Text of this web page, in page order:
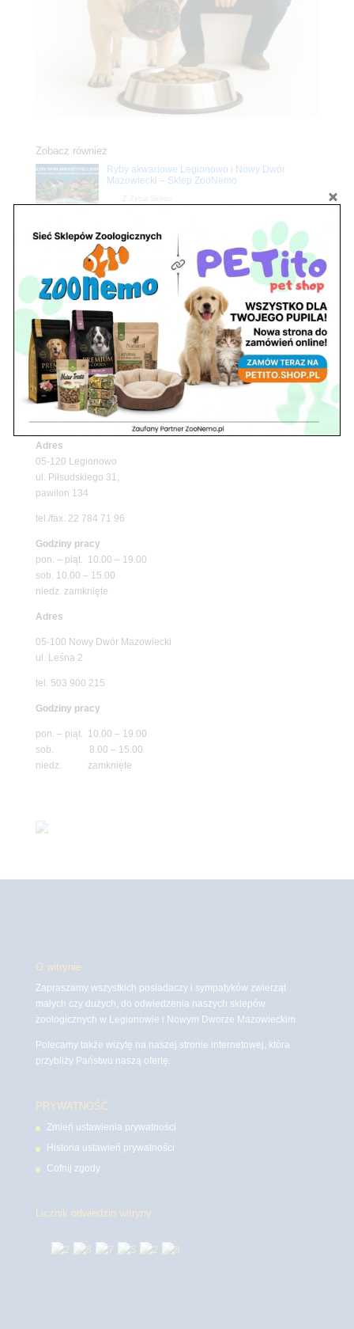
Zobacz również
Ryby akwariowe Legionowo i Nowy Dwór
Mazowiecki – Sklep ZooNemo
Z Życia Sklepu
Stwórz podwodne arcydzieło: Najpiękniejsze
rośliny akwariowe w ZooNemo – Legionowo i
Nowy Dwór Mazowiecki
Upały wracają! Zadbaj o komfort swojego pupila
z matami chłodzącymi ZooNemo
Z Życia Sklepu
Petito Pet Shop – Internetowy Sklep Zoologiczny
Online! Wszystko Dla Twojego Pupila | ZooNemo
Znajdź nas
Adres
05-120 Legionowo
ul. Piłsudskiego 31,
pawilon 134
tel./fax. 22 784 71 96
Godziny pracy
pon. – piąt. 10.00 – 19.00
sob. 10.00 – 15.00
niedz. zamknięte
Adres
05-100 Nowy Dwór Mazowiecki
ul. Leśna 2
tel. 503 900 215
Godziny pracy
pon. – piąt. 10.00 – 19.00
sob. 8.00 – 15.00
niedz. zamknięte
O witrynie
Zapraszamy wszystkich posiadaczy i sympatyków zwierząt
małych czy dużych, do odwiedzenia naszych sklepów
zoologicznych w Legionowie i Nowym Dworze Mazowieckim
Polecamy także wizytę na naszej stronie internetowej, która
przybliży Państwu naszą ofertę.
PRYWATNOŚĆ
Zmień ustawienia prywatności
Historia ustawień prywatności
Cofnij zgody
Licznik odwiedzin witryny